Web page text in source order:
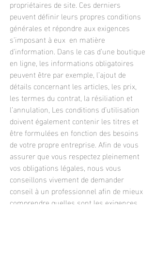
propriétaires de site. Ces derniers
peuvent définir leurs propres conditions
générales et répondre aux exigences
s’imposant à eux en matière
d’information. Dans le cas d’une boutique
en ligne, les informations obligatoires
peuvent être par exemple, l’ajout de
détails concernant les articles, les prix,
les termes du contrat, la résiliation et
l’annulation, Les conditions d’utilisation
doivent également contenir les titres et
être formulées en fonction des besoins
de votre propre entreprise. Afin de vous
assurer que vous respectez pleinement
vos obligations légales, nous vous
conseillons vivement de demander
conseil à un professionnel afin de mieux
comprendre quelles sont les exigences